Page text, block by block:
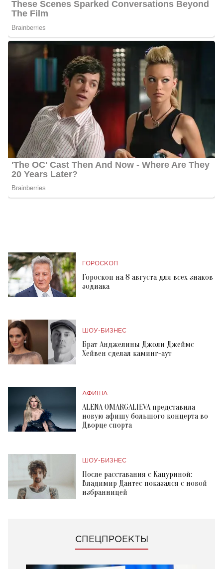
ГОРОСКОП
Гороскоп на 8 августа для всех знаков
зодиака
ШОУ-БИЗНЕС
Брат Анджелины Джоли Джеймс
Хейвен сделал каминг-аут
АФИША
ALENA OMARGALIEVA представила
новую афишу большого концерта во
Дворце спорта
ШОУ-БИЗНЕС
После расставания с Кацуриной:
Владимир Дантес показался с новой
избранницей
СПЕЦПРОЕКТЫ